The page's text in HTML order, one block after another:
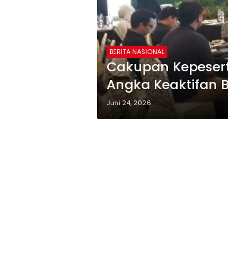
BERITA NASIONAL
Cakupan
Angka Keaktifan
Persen
Juni 24, 2026